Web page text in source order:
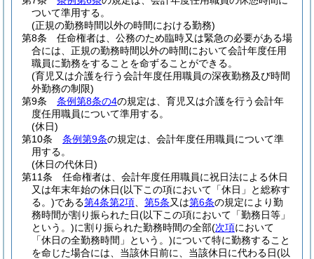
ついて準用する。
(正規の勤務時間以外の時間における勤務)
第8条
任命権者は、公務のため臨時又は緊急の必要がある場
合には、正規の勤務時間以外の時間において会計年度任用
職員に勤務をすることを命ずることができる。
(育児又は介護を行う会計年度任用職員の深夜勤務及び時間
外勤務の制限)
第9条
条例第8条の4の規定は、育児又は介護を行う会計年
度任用職員について準用する。
(休日)
第10条
条例第9条の規定は、会計年度任用職員について準
用する。
(休日の代休日)
第11条
任命権者は、会計年度任用職員に祝日法による休日
又は年末年始の休日(以下この項において「休日」と総称す
る。)である第4条第2項 第5条又は第6条の規定により勤
務時間が割り振られた日(以下この項において「勤務日等」
という。)に割り振られた勤務時間の全部(次項において
「休日の全勤務時間」という。)について特に勤務すること
を命じた場合には、当該休日前に、当該休日に代わる日(以